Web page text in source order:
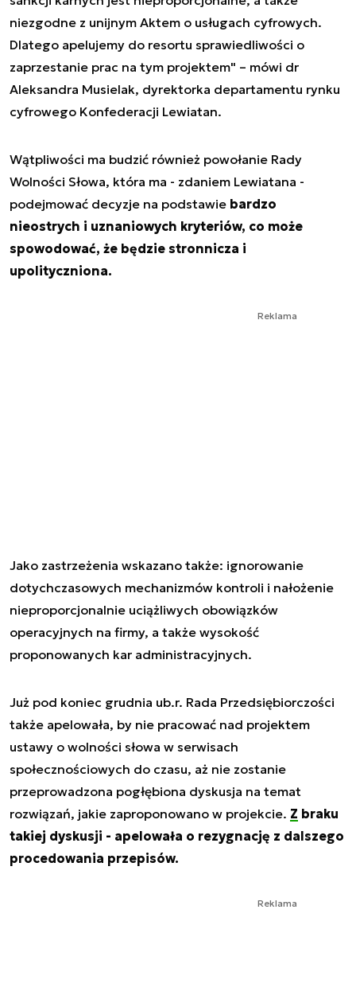
niezgodne z unijnym Aktem o usługach cyfrowych.
Dlatego apelujemy do resortu sprawiedliwości o
zaprzestanie prac na tym projektem" – mówi dr
Aleksandra Musielak, dyrektorka departamentu rynku
cyfrowego Konfederacji Lewiatan.
Wątpliwości ma budzić również powołanie Rady
Wolności Słowa, która ma - zdaniem Lewiatana -
podejmować decyzje na podstawie bardzo
nieostrych i uznaniowych kryteriów, co może
spowodować, że będzie stronnicza i
upolityczniona.
Reklama
Jako zastrzeżenia wskazano także: ignorowanie
dotychczasowych mechanizmów kontroli i nałożenie
nieproporcjonalnie uciążliwych obowiązków
operacyjnych na firmy, a także wysokość
proponowanych kar administracyjnych.
Już pod koniec grudnia ub.r. Rada Przedsiębiorczości
także apelowała, by nie pracować nad projektem
ustawy o wolności słowa w serwisach
społecznościowych do czasu, aż nie zostanie
przeprowadzona pogłębiona dyskusja na temat
rozwiązań, jakie zaproponowano w projekcie. Z braku
takiej dyskusji - apelowała o rezygnację z dalszego
procedowania przepisów.
Reklama